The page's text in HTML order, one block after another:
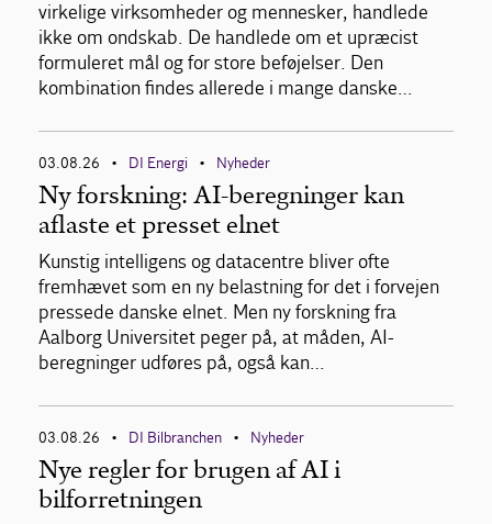
virkelige virksomheder og mennesker, handlede
ikke om ondskab. De handlede om et upræcist
formuleret mål og for store beføjelser. Den
kombination findes allerede i mange danske…
03.08.26 • DI Energi • Nyheder
Ny forskning: AI-beregninger kan
aflaste et presset elnet
Kunstig intelligens og datacentre bliver ofte
fremhævet som en ny belastning for det i forvejen
pressede danske elnet. Men ny forskning fra
Aalborg Universitet peger på, at måden, AI-
beregninger udføres på, også kan…
03.08.26 • DI Bilbranchen • Nyheder
Nye regler for brugen af AI i
bilforretningen